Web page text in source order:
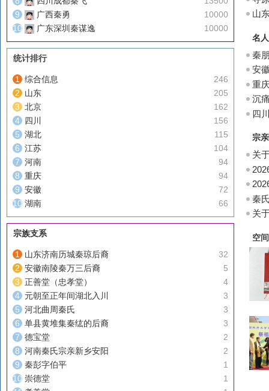
10000
广西秦勇
10000
广东深圳秦谋逸
统计排行
246
综合信息
205
山东
162
北京
156
四川
115
湖北
104
江苏
94
河南
94
重庆
72
安徽
66
湖南
宗族支系
32
山东济南历城秦琼后裔
5
安徽南陵秦万三后裔
4
正善堂（忠孝堂）
3
元朝至正年间湖北入川
3
河北曲周秦氏
3
单县黄堆集秦纮的后裔
2
德宝堂
2
河南秦氏宗亲新乡安阳
1
秦彭字伯平
1
崇德堂
人山
名
秦
安
重
沉
四
宗
关
知
秦
关
空间